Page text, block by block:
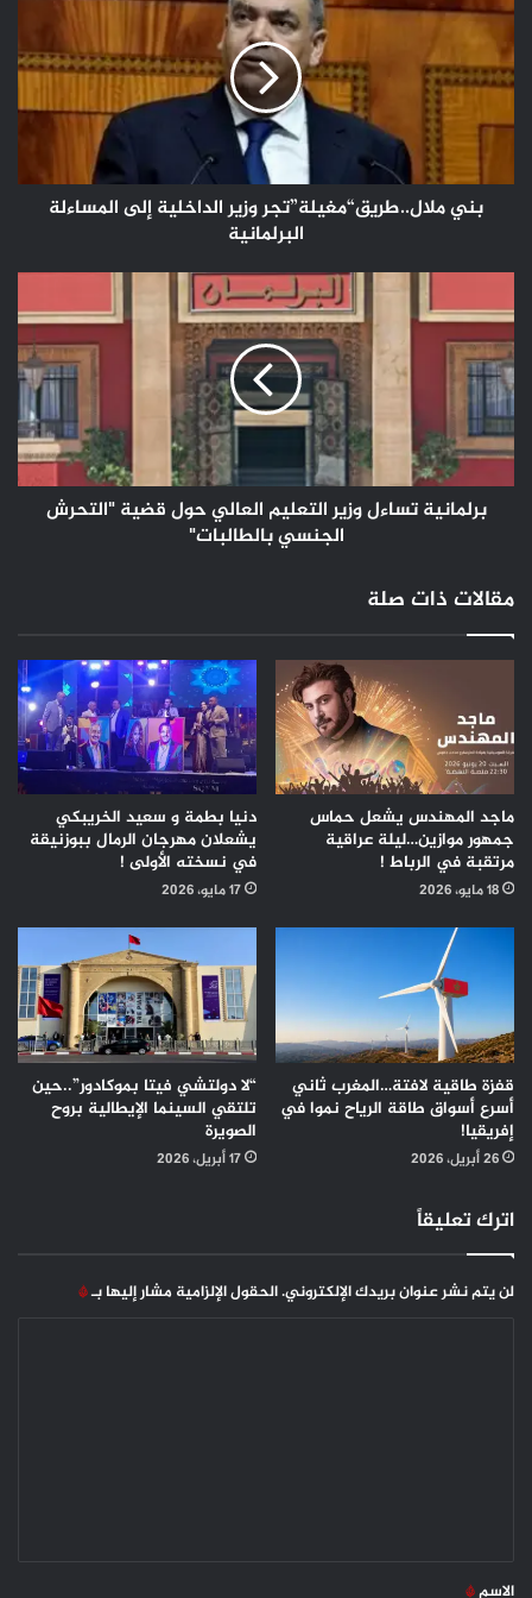
ملال..طريق“مغيلة”تجر
الداخلية
إلى
البرلمانية
بني ملال..طريق“مغيلة”تجر وزير الداخلية إلى المساءلة
البرلمانية
تساءل
وزير
التعليم
العالي
حول
قضية
"التحرش
الجنسي
بالطالبات"
برلمانية تساءل وزير التعليم العالي حول قضية "التحرش
الجنسي بالطالبات"
مقالات ذات صلة
ماجد المهندس يشعل حماس
جمهور موازين…ليلة عراقية
مرتقبة في الرباط !
18 مايو، 2026
دنيا بطمة و سعيد الخريبكي
يشعلان مهرجان الرمال ببوزنيقة
في نسخته الأولى !
17 مايو، 2026
قفزة طاقية لافتة…المغرب ثاني
أسرع أسواق طاقة الرياح نموا في
إفريقيا!
26 أبريل، 2026
“لا دولتشي فيتا بموكادور”..حين
تلتقي السينما الإيطالية بروح
الصويرة
17 أبريل، 2026
اترك تعليقاً
لن يتم نشر عنوان بريدك الإلكتروني.الحقول الإلزامية مشار إليها بـ*
*
الاسم*